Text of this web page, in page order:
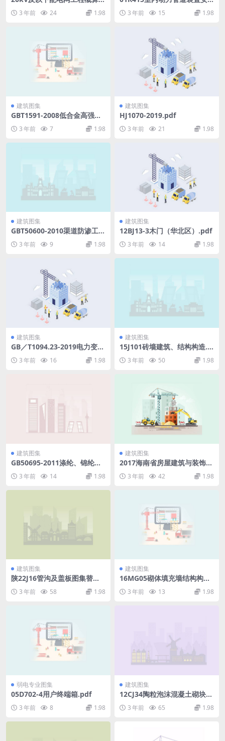
额第三册架空线路工程2022版
(7.15MB).pdf
3 年前 24 1.98 3 年前 15 1.98
建筑图集
GBT1591-2008低合金高强度
3 年前 7 1.98
建筑图集
HJ1070-2019.pdf
3 年前 21 1.98
建筑图集
GBT50600-2010渠道防渗工程
3 年前 9 1.98
建筑图集
12BJ13-3木门（华北区）.pdf
3 年前 14 1.98
建筑图集
GB／T1094.23-2019电力变压
器第23部分：直流偏磁抑制装
置.pdf
3 年前 16 1.98
建筑图集
15J101砖墙建筑、结构构造.p
3 年前 50 1.98
建筑图集
GB50695-2011涤纶、锦纶、
规范.pdf
3 年前 14 1.98
建筑图集
2017海南省房屋建筑与装饰工
3 年前 42 1.98
建筑图集
陕22J16管沟及盖板图集替代
3 年前 58 1.98
建筑图集
16MG05砌体填充墙结构构造
3 年前 13 1.98
弱电专业图集
05D702-4用户终端箱.pdf
3 年前 8 1.98
建筑图集
12CJ34陶粒泡沫混凝土砌块墙
3 年前 65 1.98